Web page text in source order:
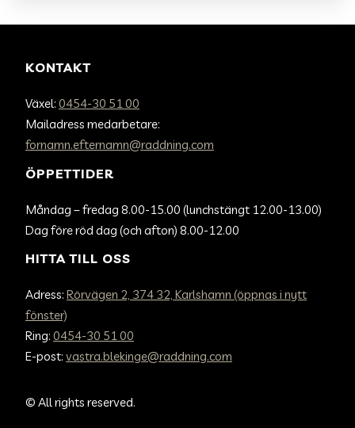
KONTAKT
Växel: 0454-30 51 00
Mailadress medarbetare:
fornamn.efternamn@raddning.com
ÖPPETTIDER
Måndag – fredag 8.00-15.00 (lunchstängt 12.00-13.00)
Dag före röd dag (och afton) 8.00-12.00
HITTA TILL OSS
Adress: Rörvägen 2, 374 32, Karlshamn (öppnas i nytt
fönster)
Ring: 0454-30 51 00
E-post: vastra.blekinge@raddning.com
© All rights reserved.